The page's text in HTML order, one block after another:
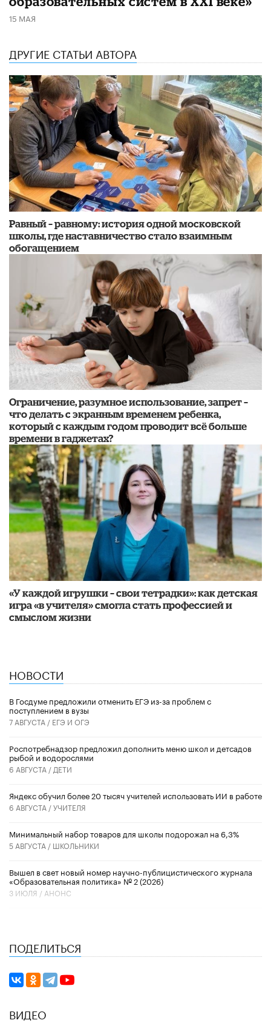
15 МАЯ
ДРУГИЕ СТАТЬИ АВТОРА
​Равный – равному: история одной московской
школы, где наставничество стало взаимным
обогащением
Ограничение, разумное использование, запрет –
что делать с экранным временем ребенка,
который с каждым годом проводит всё больше
времени в гаджетах?
«У каждой игрушки – свои тетрадки»: как детская
игра «в учителя» смогла стать профессией и
смыслом жизни
НОВОСТИ
В Госдуме предложили отменить ЕГЭ из-за проблем с
поступлением в вузы
7 АВГУСТА / ЕГЭ И ОГЭ
Роспотребнадзор предложил дополнить меню школ и детсадов
рыбой и водорослями
6 АВГУСТА / ДЕТИ
​Яндекс обучил более 20 тысяч учителей использовать ИИ в работе
6 АВГУСТА /УЧИТЕЛЯ
Минимальный набор товаров для школы подорожал на 6,3%
5 АВГУСТА / ШКОЛЬНИКИ
Вышел в свет новый номер научно-публицистического журнала
«Образовательная политика» № 2 (2026)
3 ИЮЛЯ / АНОНС
ПОДЕЛИТЬСЯ
ВИДЕО